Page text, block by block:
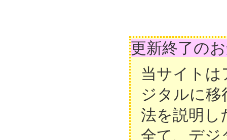
更新終了の
当サイト
ジタルに移
法を説明し
全て、デジ